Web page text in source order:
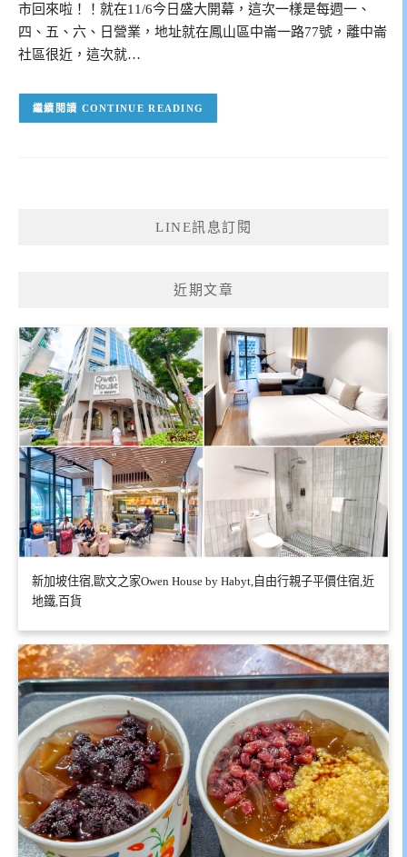
市回來啦！！就在11/6今日盛大開幕，這次一樣是每週一、
四、五、六、日營業，地址就在鳳山區中崙一路77號，離中崙
社區很近，這次就…
CONTINUE READING
LINE訊息訂閱
近期文章
新加坡住宿,歐文之家Owen House by Habyt,自由行親子平價住宿,近
地鐵,百貨